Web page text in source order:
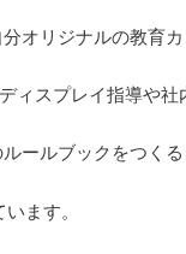
オリジナルの教育
ィスプレイ指導や
ールブックをつくる
ます。